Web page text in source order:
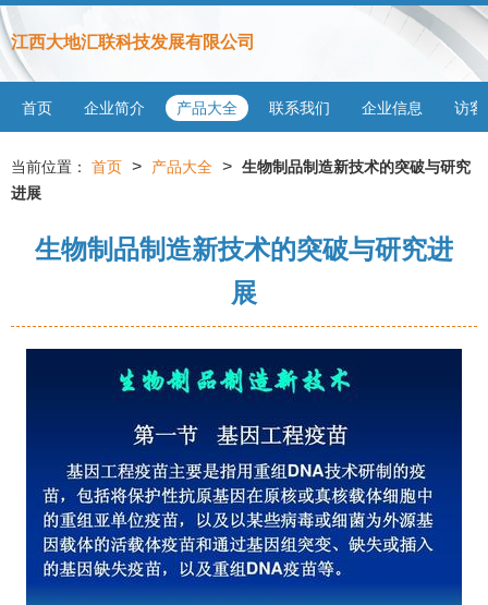
江西大地汇联科技发展有限公司
首页 企业简介 产品大全 联系我们 企业信息 访客
当前位置： 首页 > 产品大全 > 生物制品制造新技术的突破与研究
进展
生物制品制造新技术的突破与研究进
展